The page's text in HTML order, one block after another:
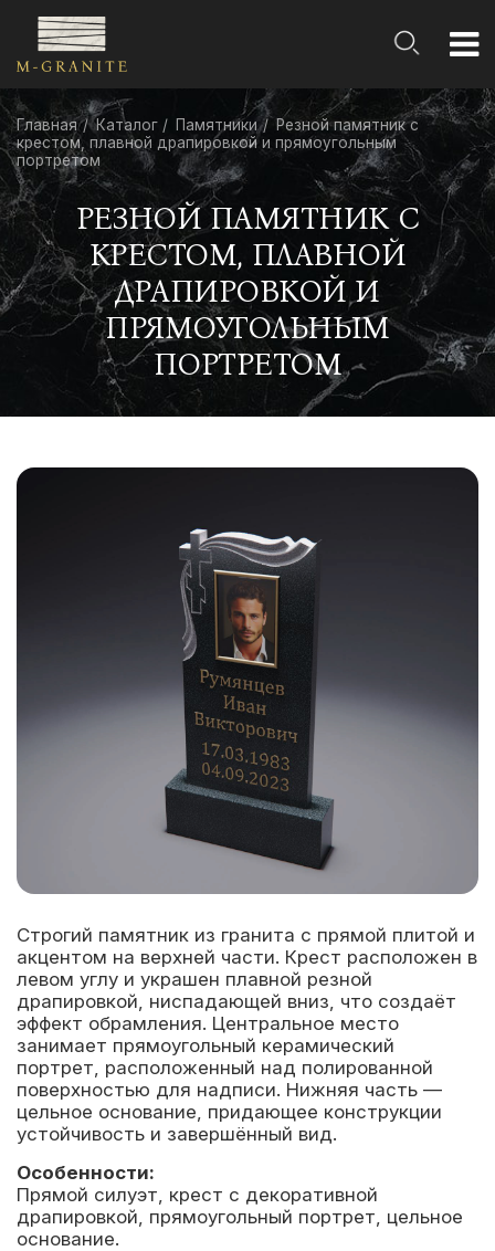
Главная Каталог Памятники
Резной памятник с
крестом, плавной драпировкой и прямоугольным
портретом
РЕЗНОЙ ПАМЯТНИК С
КРЕСТОМ, ПЛАВНОЙ
ДРАПИРОВКОЙ И
ПРЯМОУГОЛЬНЫМ
ПОРТРЕТОМ
Строгий памятник из гранита с прямой плитой и
акцентом на верхней части. Крест расположен в
левом углу и украшен плавной резной
драпировкой, ниспадающей вниз, что создаёт
эффект обрамления. Центральное место
занимает прямоугольный керамический
портрет, расположенный над полированной
поверхностью для надписи. Нижняя часть —
цельное основание, придающее конструкции
устойчивость и завершённый вид.
Особенности:
Прямой силуэт, крест с декоративной
драпировкой, прямоугольный портрет, цельное
основание.